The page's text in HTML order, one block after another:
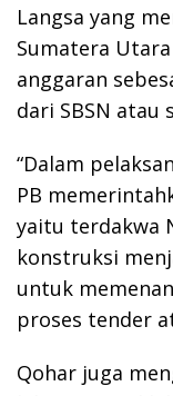
Langsa yang
Sumatera
anggaran
dari SBSN atau
“Dalam
PB
yaitu terdakwa
konstruksi
untuk
proses tender
Qohar juga